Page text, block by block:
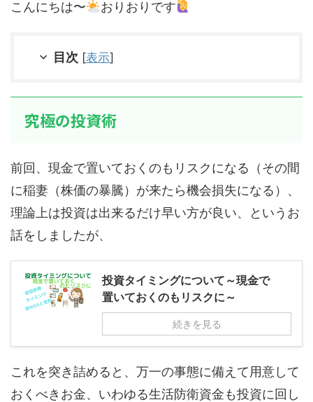
こんにちは〜 おりおりです
目次 [表示]
究極の投資術
前回、現金で置いておくのもリスクになる（その間
に稲妻（株価の暴騰）が来たら機会損失になる）、
理論上は投資は出来るだけ早い方が良い、というお
話をしましたが、
投資タイミングについて～現金で
置いておくのもリスクに～
続きを見る
これを突き詰めると、万一の事態に備えて用意して
おくべきお金、いわゆる生活防衛資金も投資に回し